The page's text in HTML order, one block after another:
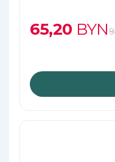
65,20 BYN